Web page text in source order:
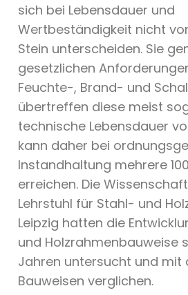
sich bei Lebensdauer und
Wertbeständigkeit nicht
Stein unterscheiden. Sie
gesetzlichen
Feuchte-, Brand- und
übertreffen diese meist
technische Lebensdauer
kann daher bei
Instandhaltung mehrere
erreichen. Die
Lehrstuhl für Stahl- und
Leipzig hatten die
und Holzrahmenbauweise
Jahren untersucht und mit
Bauweisen verglichen.